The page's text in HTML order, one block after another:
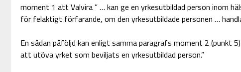
moment 1 att Valvira ” … kan ge en yrkesutbildad person inom
för felaktigt förfarande, om den yrkesutbildade personen …
En sådan påföljd kan enligt samma paragrafs moment 2 (punkt
att utöva yrket som beviljats en yrkesutbildad person.”